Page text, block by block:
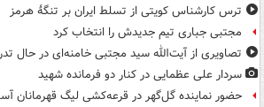
ترس کارشناس کویتی از تسلط ایران بر تنگۀ هرمز
مجتبی جباری تیم جدیدش را انتخاب کرد
تصاویری از آیت‌الله سید مجتبی خامنه‌ای در حال
سردار علی عظمایی در کنار دو فرمانده شهید
حضور نماینده گل‌گهر در قرعه‌کشی لیگ قهرمانان